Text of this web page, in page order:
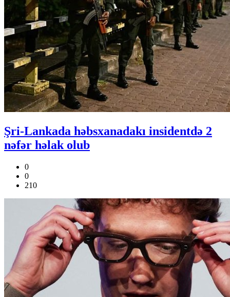
Şri-Lankada həbsxanadakı insidentdə 2
nəfər həlak olub
0
0
210